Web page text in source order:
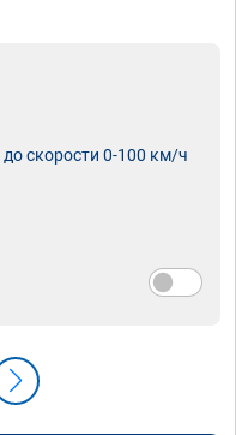
скорости 0-100 км/ч